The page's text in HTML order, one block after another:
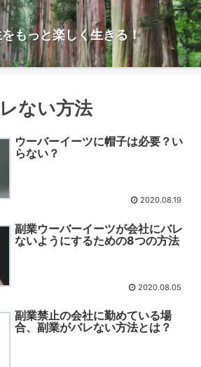
もっと楽しく生きる！
ない方法
ウーバーイーツに帽子は必要？い
らない？
2020.08.19
副業ウーバーイーツが会社にバレ
ないようにするための8つの方法
2020.08.05
副業禁止の会社に勤めている場
合、副業がバレない方法とは？